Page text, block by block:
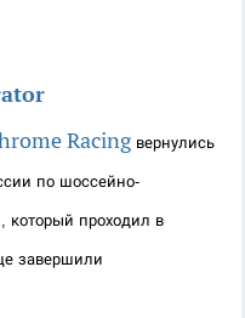
Racing вернулись
по шоссейно-
, который проходил в
завершили